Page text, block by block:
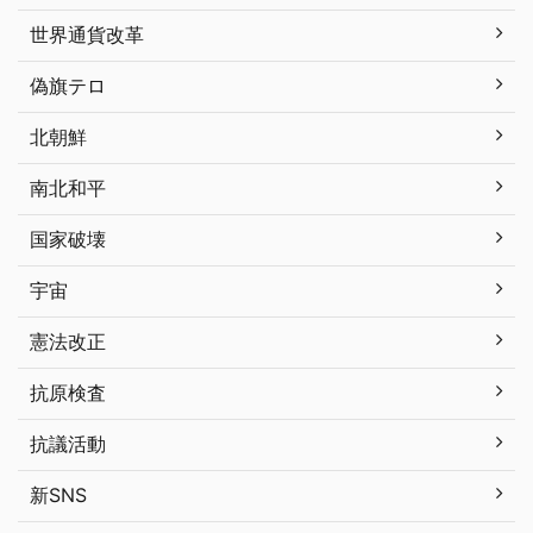
世界通貨改革
偽旗テロ
北朝鮮
南北和平
国家破壊
宇宙
憲法改正
抗原検査
抗議活動
新SNS